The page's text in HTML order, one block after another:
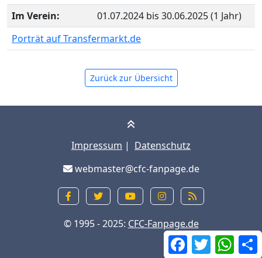
Facebook
Twitter
Im Verein:
01.07.2024 bis 30.06.2025 (1 Jahr)
Porträt auf Transfermarkt.de
Zurück zur Übersicht
Impressum | Datenschutz
webmaster@cfc-fanpage.de
© 1995 - 2025: CFC-Fanpage.de